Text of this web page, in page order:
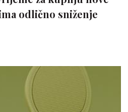
odlično sniženje